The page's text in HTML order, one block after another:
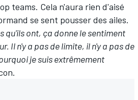
teams. Cela n'aura rien d'aisé
se sent pousser des ailes.
qu'ils ont, ça donne le sentiment
Il n'y a pas de limite, il n'y a pas de
je suis extrêmement
.